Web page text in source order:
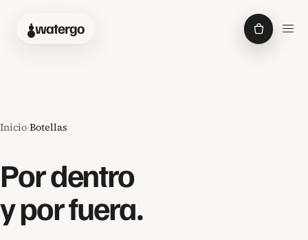
watergo
Inicio›Botellas
Por dentro
y por fuera.